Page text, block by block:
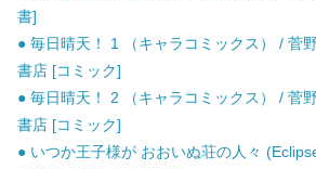
書]
● 毎日晴天！ 1 （キャラコミックス） / 菅
書店 [コミック]
● 毎日晴天！ 2 （キャラコミックス） / 菅
書店 [コミック]
● いつか王子様が おおいぬ荘の人々